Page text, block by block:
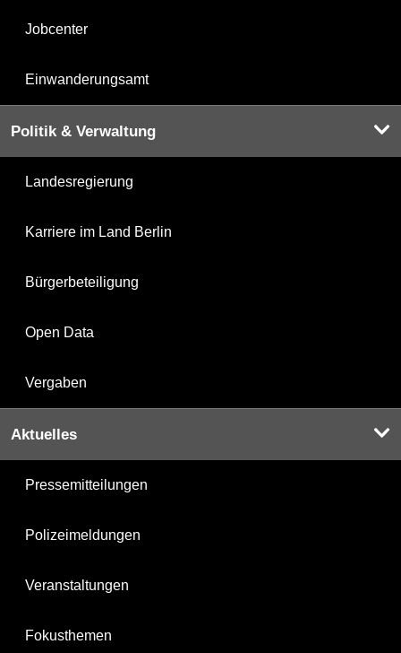
Jobcenter
Einwanderungsamt
Politik & Verwaltung
Landesregierung
Karriere im Land Berlin
Bürgerbeteiligung
Open Data
Vergaben
Aktuelles
Pressemitteilungen
Polizeimeldungen
Veranstaltungen
Fokusthemen